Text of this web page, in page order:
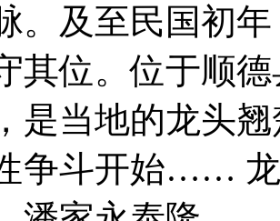
。及至民国初
其位。位于顺
是当地的龙头
争斗开始……